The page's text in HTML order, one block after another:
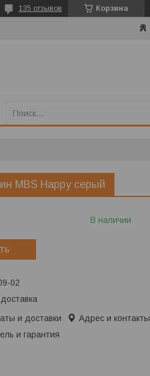
Корзина
135 отзывов
MBS Happy серый
В наличии
02
и доставки
Адрес и контакты
и гарантия